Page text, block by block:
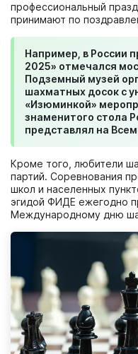
профессиональный
принимают по
Например, в России
2025» отмечался
Подземный музей
шахматных досок с
«Изюминкой»
знаменитого стола
представлял на
Кроме того, любители
партий. Соревнования
школ и населенных
эгидой ФИДЕ ежегодно
Международному дню